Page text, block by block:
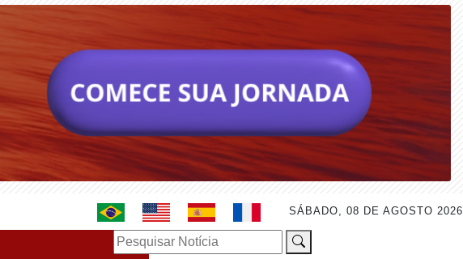
SÁBADO, 08 DE AGOSTO 2026
Pesquisar Notícia